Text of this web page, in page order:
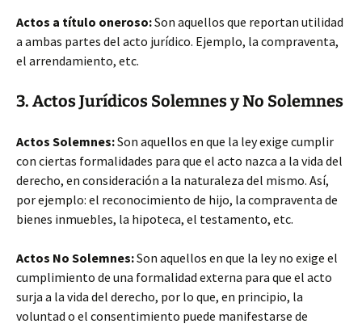
Actos a título oneroso:Son aquellos que reportan utilidad
a ambas partes del acto jurídico. Ejemplo, la compraventa,
el arrendamiento, etc.
3. Actos Jurídicos Solemnes y No Solemnes
Actos Solemnes:Son aquellos en que la ley exige cumplir
con ciertas formalidades para que el acto nazca a la vida del
derecho, en consideración a la naturaleza del mismo. Así,
por ejemplo: el reconocimiento de hijo, la compraventa de
bienes inmuebles, la hipoteca, el testamento, etc.
Actos No Solemnes:Son aquellos en que la ley no exige el
cumplimiento de una formalidad externa para que el acto
surja a la vida del derecho, por lo que, en principio, la
voluntad o el consentimiento puede manifestarse de